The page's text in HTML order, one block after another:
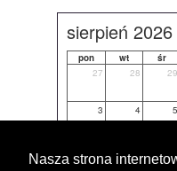
Nasza strona
sierpień 2026
pon wt śr
27
28 29
3 4 5